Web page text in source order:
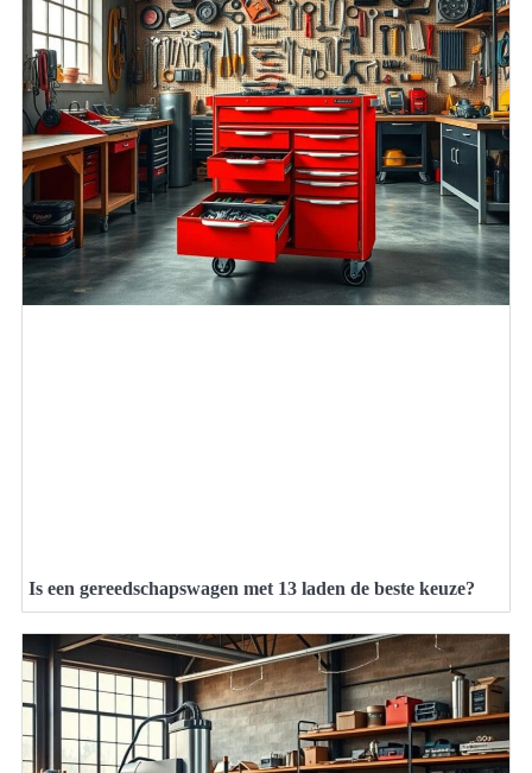
Is een gereedschapswagen met 13 laden de beste keuze?